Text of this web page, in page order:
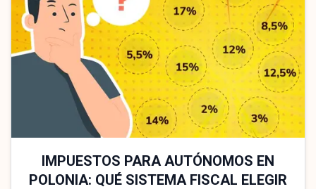
IMPUESTOS PARA AUTÓNOMOS EN
POLONIA: QUÉ SISTEMA FISCAL ELEGIR